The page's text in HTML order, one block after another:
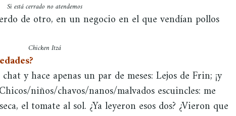
Si está cerrado no atendemos
de otro, en un negocio en el que vendían pollos
Chicken Itzá
y hace apenas un par de meses: Lejos de Frin; ¡y
niños/chavos/nanos/malvados escuincles: me
el tomate al sol. ¿Ya leyeron esos dos? ¿Vieron que